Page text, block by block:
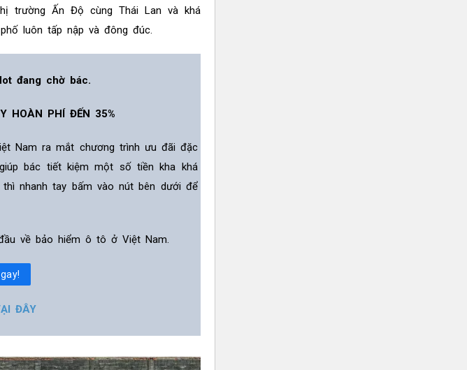
trường Ấn Độ cùng Thái Lan và khá
luôn tấp nập và đông đúc.
đang chờ bác.
HOÀN PHÍ ĐẾN 35%
Nam ra mắt chương trình ưu đãi đặc
bác tiết kiệm một số tiền kha khá
nhanh tay bấm vào nút bên dưới để
về bảo hiểm ô tô ở Việt Nam.
ĐÂY